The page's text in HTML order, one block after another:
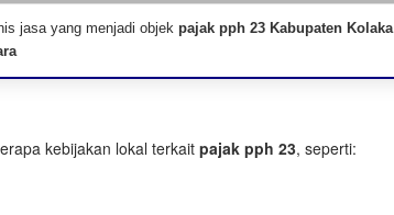
jasa yang menjadi objek pajak pph 23 Kabupaten Kolaka
kebijakan lokal terkait pajak pph 23, seperti: